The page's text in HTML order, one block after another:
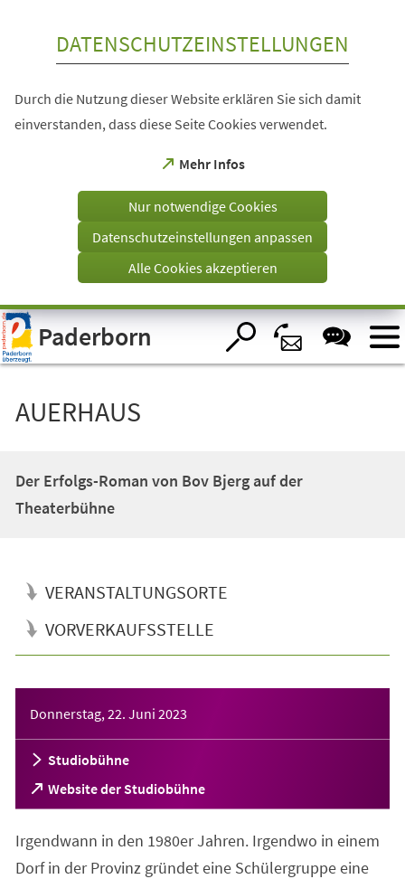
Visuelle
Assistenzsoftware
öffnen.
DATENSCHUTZEINSTELLUNGEN
Durch die Nutzung dieser Website erklären Sie sich damit
einverstanden, dass diese Seite Cookies verwendet.
Mehr Infos
(Öffnet
einem
Tab)
Nur notwendige Cookies
Datenschutzeinstellungen anpassen
Alle Cookies akzeptieren
Paderborn
AUERHAUS
Der Erfolgs-Roman von Bov Bjerg auf der
Theaterbühne
VERANSTALTUNGSORTE
VORVERKAUFSSTELLE
Donnerstag, 22. Juni 2023
Studiobühne
Website der Studiobühne
(Öffnet
in
neuen
Tab)
Irgendwann in den 1980er Jahren. Irgendwo in einem
Dorf in der Provinz gründet eine Schülergruppe eine